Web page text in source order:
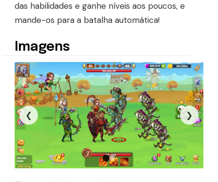
das habilidades e ganhe níveis aos poucos, e
mande-os para a batalha automática!
Imagens
❮ ❯